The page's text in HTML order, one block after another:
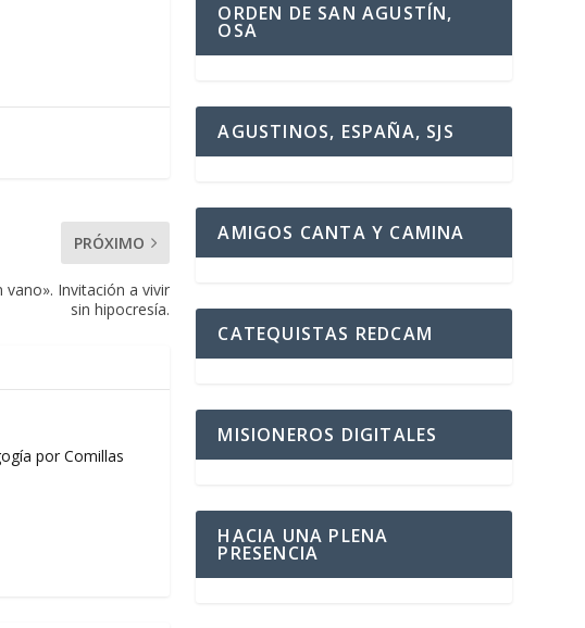
PRÓXIMO
Invitación a vivir
sin hipocresía.
por Comillas
ORDEN DE SAN AGUSTÍN,
OSA
AGUSTINOS, ESPAÑA, SJS
AMIGOS CANTA Y CAMINA
CATEQUISTAS REDCAM
MISIONEROS DIGITALES
HACIA UNA PLENA
PRESENCIA